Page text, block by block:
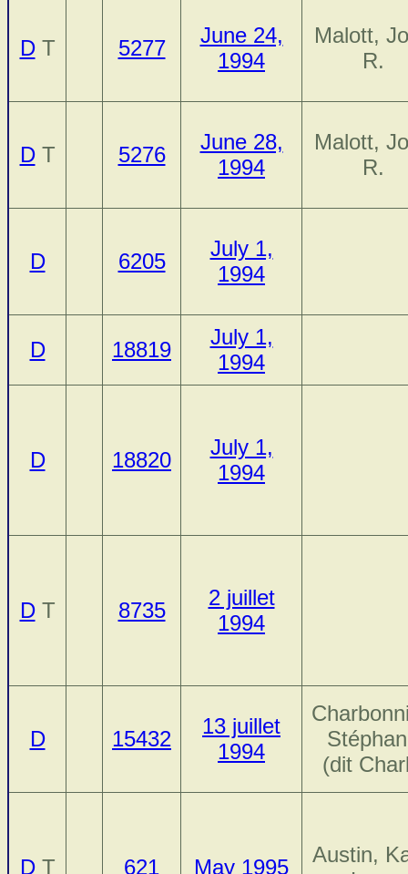
DT 5277
June 24,
1994
Malott,
R.
DT 5276
June 28,
1994
Malott,
R.
D 6205
July 1,
1994
D 18819
July 1,
1994
D 18820
July 1,
1994
DT 8735
2 juillet
1994
D 15432
13 juillet
1994
(dit
DT 621 May 1995
Austin,